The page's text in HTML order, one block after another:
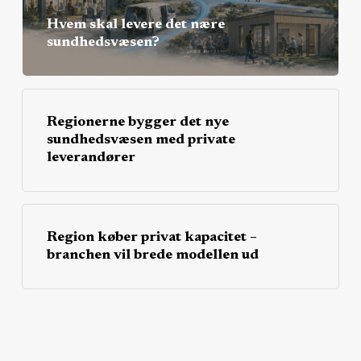
Hvem skal levere det nære
sundhedsvæsen?
Regionerne bygger det nye
sundhedsvæsen med private
leverandører
Region køber privat kapacitet –
branchen vil brede modellen ud